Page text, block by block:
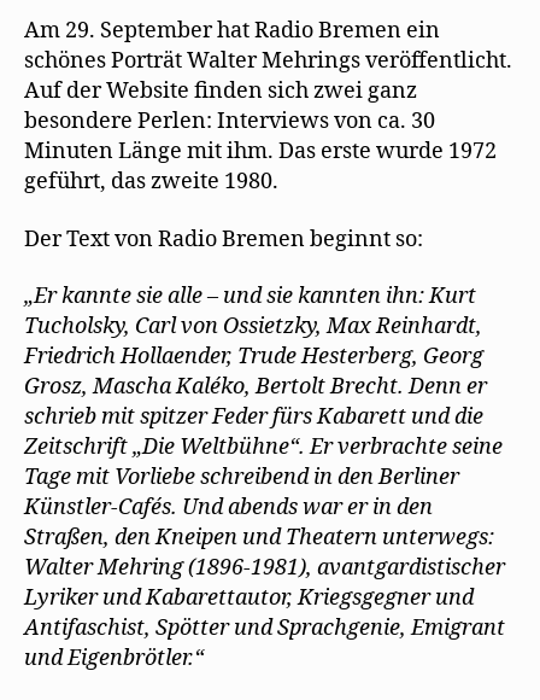
Mehrings
Radio
Bremen
(29.
September
Am 29. September hat Radio Bremen ein
schönes Porträt Walter Mehrings veröffentlicht.
Auf der Website finden sich zwei ganz
besondere Perlen: Interviews von ca. 30
Minuten Länge mit ihm. Das erste wurde 1972
geführt, das zweite 1980.
Der Text von Radio Bremen beginnt so:
„Er kannte sie alle – und sie kannten ihn: Kurt
Tucholsky, Carl von Ossietzky, Max Reinhardt,
Friedrich Hollaender, Trude Hesterberg, Georg
Grosz, Mascha Kaléko, Bertolt Brecht. Denn er
schrieb mit spitzer Feder fürs Kabarett und die
Zeitschrift „Die Weltbühne“. Er verbrachte seine
Tage mit Vorliebe schreibend in den Berliner
Künstler-Cafés. Und abends war er in den
Straßen, den Kneipen und Theatern unterwegs:
Walter Mehring (1896-1981), avantgardistischer
Lyriker und Kabarettautor, Kriegsgegner und
Antifaschist, Spötter und Sprachgenie, Emigrant
und Eigenbrötler.“